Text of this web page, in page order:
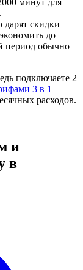
минут для
скидки
до
период обычно
подключаете 2
3 в 1
расходов.
и
в